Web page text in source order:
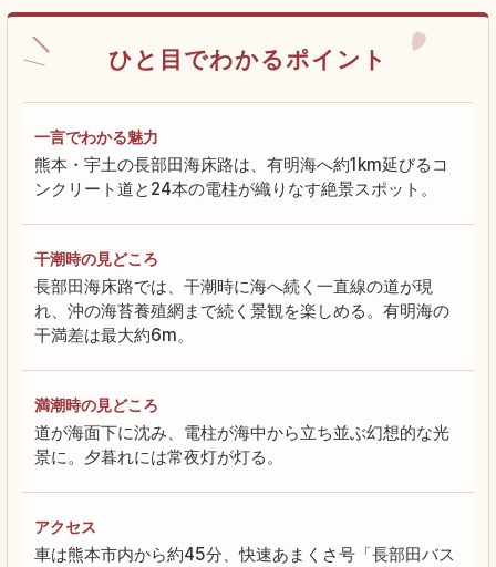
ひと目でわかるポイント
一言でわかる魅力
熊本・宇土の長部田海床路は、有明海へ約1km延びるコ
ンクリート道と24本の電柱が織りなす絶景スポット。
干潮時の見どころ
長部田海床路では、干潮時に海へ続く一直線の道が現
れ、沖の海苔養殖網まで続く景観を楽しめる。有明海の
干満差は最大約6m。
満潮時の見どころ
道が海面下に沈み、電柱が海中から立ち並ぶ幻想的な光
景に。夕暮れには常夜灯が灯る。
アクセス
車は熊本市内から約45分、快速あまくさ号「長部田バス